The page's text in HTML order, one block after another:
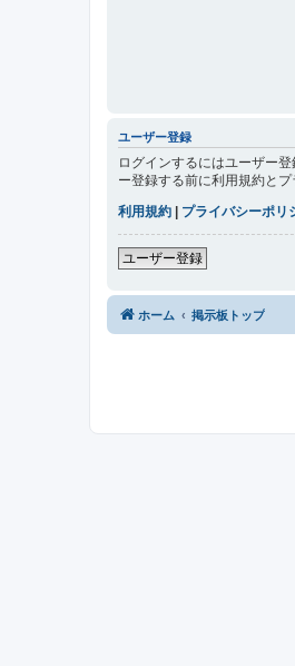
ユーザー登録
ログインするにはユーザー
ー登録する前に利用規約と
利用規約
プライバシーポリ
ユーザー登録
ホーム 掲示板トップ